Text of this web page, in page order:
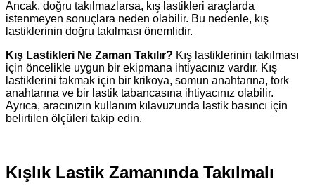
Ancak, doğru takılmazlarsa, kış lastikleri araçlarda
istenmeyen sonuçlara neden olabilir. Bu nedenle, kış
lastiklerinin doğru takılması önemlidir.
Kış Lastikleri Ne Zaman Takılır? Kış lastiklerinin takılması
için öncelikle uygun bir ekipmana ihtiyacınız vardır. Kış
lastiklerini takmak için bir krikoya, somun anahtarına, tork
anahtarına ve bir lastik tabancasına ihtiyacınız olabilir.
Ayrıca, aracınızın kullanım kılavuzunda lastik basıncı için
belirtilen ölçüleri takip edin.
Kışlık Lastik Zamanında Takılmalı